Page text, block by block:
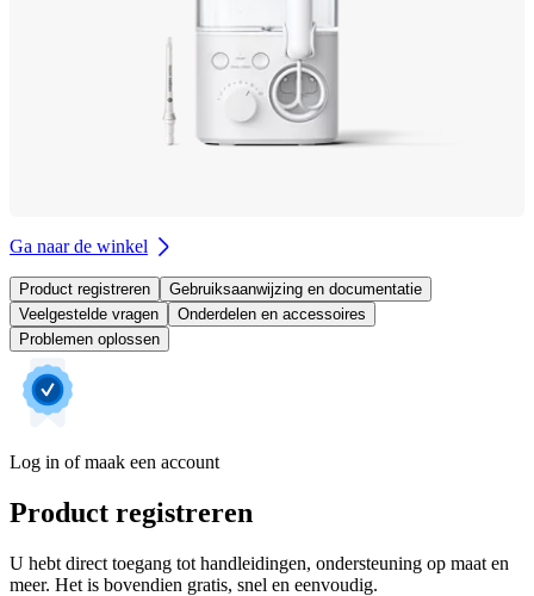
Ga naar de winkel
Product registreren
Gebruiksaanwijzing en documentatie
Veelgestelde vragen
Onderdelen en accessoires
Problemen oplossen
Log in of maak een account
Product registreren
U hebt direct toegang tot handleidingen, ondersteuning op maat en
meer. Het is bovendien gratis, snel en eenvoudig.